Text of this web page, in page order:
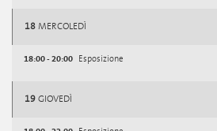
18 MERCOLEDÌ
18:00 - 20:00 Esposizione
19 GIOVEDÌ